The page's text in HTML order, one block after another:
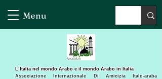
Menu
L’Italia nel mondo Arabo e il mondo Arabo in Italia
Associazione Internazionale Di Amicizia Italo-araba